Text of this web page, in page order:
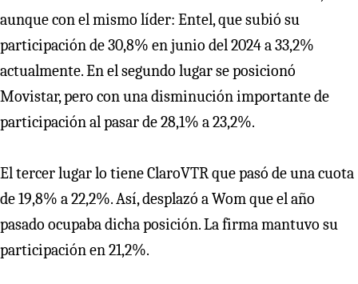
aunque con el mismo líder: Entel, que subió su
participación de 30,8% en junio del 2024 a 33,2%
actualmente. En el segundo lugar se posicionó
Movistar, pero con una disminución importante de
participación al pasar de 28,1% a 23,2%.
El tercer lugar lo tiene ClaroVTR que pasó de una cuota
de 19,8% a 22,2%. Así, desplazó a Wom que el año
pasado ocupaba dicha posición. La firma mantuvo su
participación en 21,2%.